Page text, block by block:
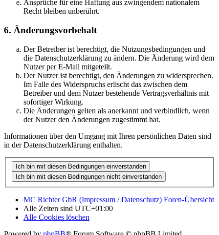
Ansprüche für eine Haftung aus zwingendem nationalem
Recht bleiben unberührt.
6. Änderungsvorbehalt
Der Betreiber ist berechtigt, die Nutzungsbedingungen und
die Datenschutzerklärung zu ändern. Die Änderung wird dem
Nutzer per E-Mail mitgeteilt.
Der Nutzer ist berechtigt, den Änderungen zu widersprechen.
Im Falle des Widerspruchs erlischt das zwischen dem
Betreiber und dem Nutzer bestehende Vertragsverhältnis mit
sofortiger Wirkung.
Die Änderungen gelten als anerkannt und verbindlich, wenn
der Nutzer den Änderungen zugestimmt hat.
Informationen über den Umgang mit Ihren persönlichen Daten sind
in der Datenschutzerklärung enthalten.
MC Richter GbR (Impressum / Datenschutz) Foren-Übersicht
Alle Zeiten sind UTC+01:00
Alle Cookies löschen